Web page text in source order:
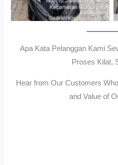
Apa Kata Pelanggan Kami
Proses Kilat,
Hear from Our Customers
and Value of